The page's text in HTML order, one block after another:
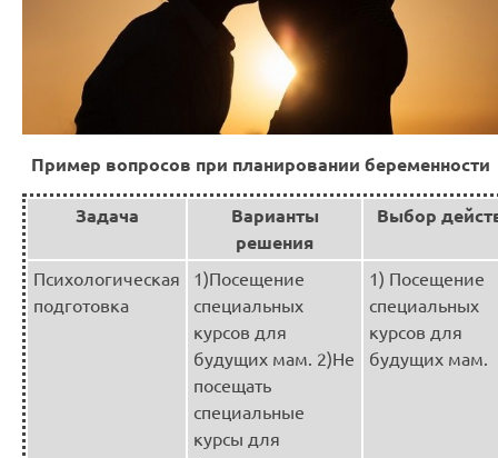
Пример вопросов при планировании беременности
Задача
Варианты
решения
Выбор
Психологическая
подготовка
1)Посещение
специальных
курсов для
будущих мам. 2)Не
посещать
специальные
курсы для
1) Посещение
специальных
курсов для
будущих мам.